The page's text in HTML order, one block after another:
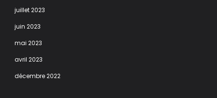
juillet 2023
juin 2023
mai 2023
avril 2023
décembre 2022